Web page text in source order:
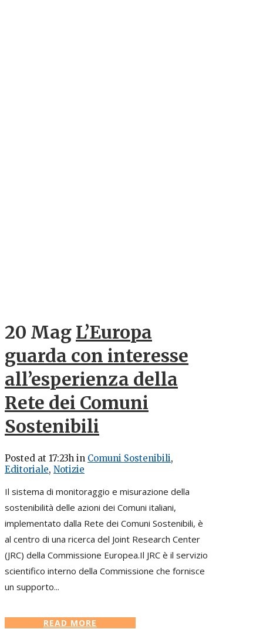
20 Mag L’Europa
guarda con interesse
all’esperienza della
Rete dei Comuni
Sostenibili
Posted at 17:23h in Comuni Sostenibili,
Editoriale, Notizie
Il sistema di monitoraggio e misurazione della
sostenibilità delle azioni dei Comuni italiani,
implementato dalla Rete dei Comuni Sostenibili, è
al centro di una ricerca del Joint Research Center
(JRC) della Commissione Europea.Il JRC è il servizio
scientifico interno della Commissione che fornisce
un supporto...
READ MORE